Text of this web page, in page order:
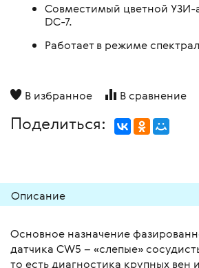
Совместимый цветной УЗИ-
DC-7.
Работает в режиме
В избранное В сравнение
Поделиться:
Описание
Основное назначение
датчика CW5 – «слепые»
то есть диагностика крупных вен